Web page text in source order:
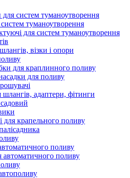
систем туманоутворення
туманоутворення
для систем туманоутворення
візки і опори
для краплинного поливу
для поливу
шлангів, адаптери, фітинги
для крапельного поливу
поливу
поливу